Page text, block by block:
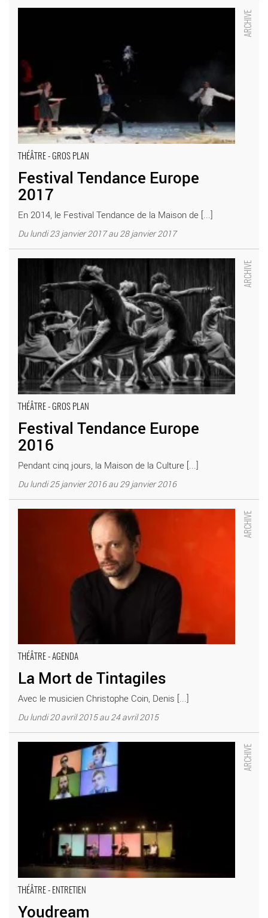
THÉÂTRE - GROS PLAN
Festival Tendance Europe
2017
En 2014, le Festival Tendance de la Maison de [...]
Du lundi 23 janvier 2017 au 28 janvier 2017
THÉÂTRE - GROS PLAN
Festival Tendance Europe
2016
Pendant cinq jours, la Maison de la Culture [...]
Du lundi 25 janvier 2016 au 29 janvier 2016
Maison de la Culture d’Amiens
THÉÂTRE - AGENDA
La Mort de Tintagiles
Avec le musicien Christophe Coin, Denis [...]
Du lundi 20 avril 2015 au 24 avril 2015
de la Culture d’Amiens
THÉÂTRE - ENTRETIEN
Youdream
Youdream - Critique sortie Théâtre Paris. Le Monfort